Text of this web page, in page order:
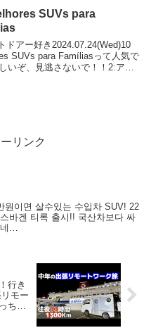
SUVs para
ドアー好き2024.07.24(Wed)10
SUVs para Famíliasって人気で
いぞ、見逃さないで！！2:アウ
リンク
원이면 살수있는 수입차 SUV! 22
바겐 티록 출시!! 국산차보다 싸
네…
行き
モー
ちが